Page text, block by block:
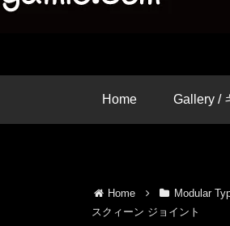
Home Gallery /
Home
Modular
スクィーン ジョイント